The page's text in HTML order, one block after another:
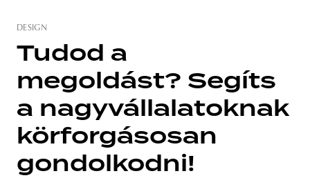
budapest poland branding
DESIGN
Tudod a
megoldást? Segíts
a nagyvállalatoknak
körforgásosan
gondolkodni!